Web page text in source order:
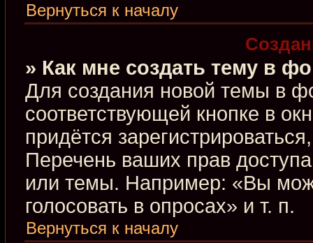
Вернуться к началу
» Как мне создать тему в
Для создания новой темы в
соответствующей кнопке в
придётся
Перечень ваших прав
или темы. Например: «Вы
голосовать в опросах» и т. п.
Вернуться к началу